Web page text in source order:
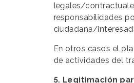
legales/
responsabilidades
ciudadana/
En otros casos el
de actividades del
5. Legitimación